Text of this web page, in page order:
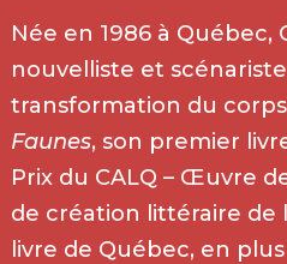
Née en 1986 à Québec,
nouvelliste et
transformation du
Faunes, son premier
Prix du CALQ – Œuvre
de création littéraire de
livre de Québec, en